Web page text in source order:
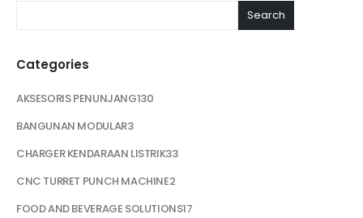
Search
Categories
AKSESORIS PENUNJANG130
BANGUNAN MODULAR3
CHARGER KENDARAAN LISTRIK33
CNC TURRET PUNCH MACHINE2
FOOD AND BEVERAGE SOLUTIONS17